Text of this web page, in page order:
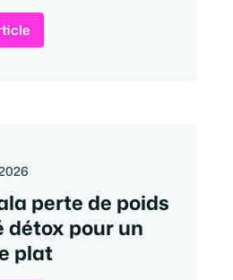
perte de poids
détox pour un
plat